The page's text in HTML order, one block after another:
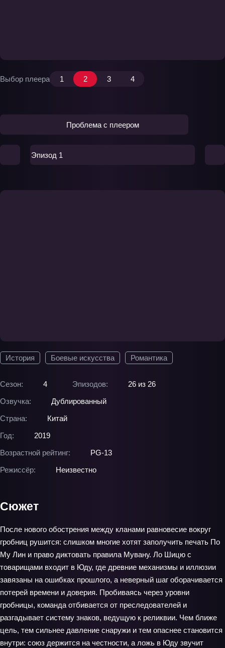
История Боевые искусства Романтика
Сезон: 4 Эпизодов:
26 из 26
Озвучка:
Дублированный
Страна:
Китай
Год:
2019
Возрастной рейтинг:
PG-13
Режиссёр:
Неизвестно
Выбор плеера 1 2 3 4
Проблема с плеером
Эпизод 1
Сюжет
После нового обострения между кланами равновесие вокруг
гробниц рушится: слишком многие хотят заполучить печать По
Му Лин и право диктовать правила Мувану. Ло Шицю с
товарищами входит в Юду, где древние механизмы и иллюзии
завязаны на ошибках прошлого, а неверный шаг оборачивается
потерей времени и доверия. Пробиваясь через уровни
гробницы, команда отбивается от преследователей и
разгадывает систему знаков, ведущую к реликвии. Чем ближе
цель, тем сильнее давление снаружи и тем опаснее становится
внутри: союз держится на честности, а ложь в Юду звучит